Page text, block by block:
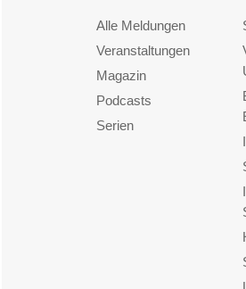
Alle Meldungen
Veranstaltungen
Magazin
Podcasts
Serien